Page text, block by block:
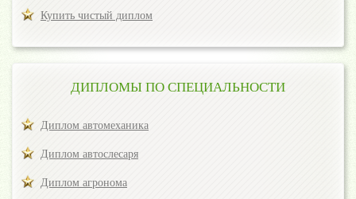
Купить чистый диплом
ДИПЛОМЫ ПО СПЕЦИАЛЬНОСТИ
Диплом автомеханика
Диплом автослесаря
Диплом агронома